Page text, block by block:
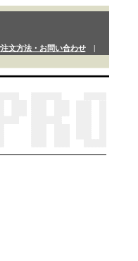
注文方法・お問い合わせ|